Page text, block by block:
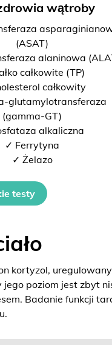
wątroby
(ASAT)
alaninowa
całkowite (TP)
całkowity
glutamylotransferaza
(gamma-GT)
alkaliczna
✓ Ferrytyna
✓ Żelazo
testy
kortyzol,
poziom jest zbyt
Badanie funkcji